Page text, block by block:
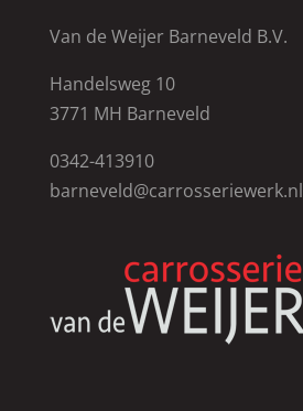
Van de Weijer Barneveld B.V.
Handelsweg 10
3771 MH Barneveld
0342-413910
barneveld@carrosseriewerk.nl